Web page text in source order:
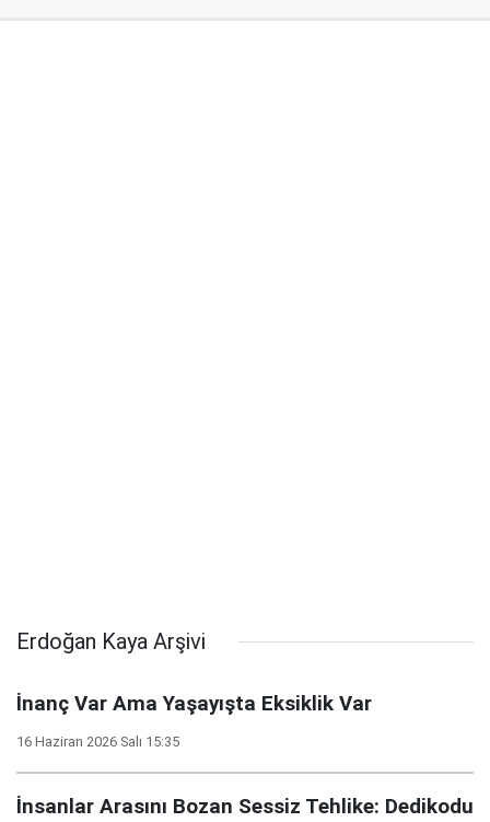
Erdoğan Kaya Arşivi
İnanç Var Ama Yaşayışta Eksiklik Var
16 Haziran 2026 Salı 15:35
İnsanlar Arasını Bozan Sessiz Tehlike: Dedikodu